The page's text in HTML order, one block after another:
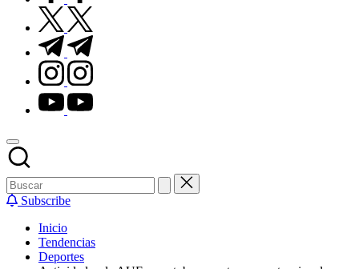
twitter.com
t.me
instagram.com
youtube.com
Subscribe
Inicio
Tendencias
Deportes